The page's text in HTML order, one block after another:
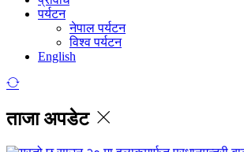
पर्यटन
नेपाल पर्यटन
विश्व पर्यटन
English
ताजा अपडेट